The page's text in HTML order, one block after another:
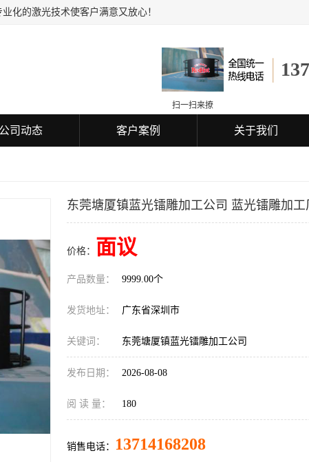
化的激光技术使客户满意又放心！
扫一扫来撩
公司动态 客户案例 关于我们
东莞塘厦镇蓝光镭雕加工公司 蓝光镭雕加工
价格： 面议
产品数量： 9999.00个
发货地址： 广东省深圳市
关键词： 东莞塘厦镇蓝光镭雕加工公司
发布日期： 2026-08-08
阅 读 量： 180
销售电话： 13714168208